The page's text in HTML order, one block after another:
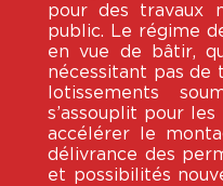
pour des travaux
public. Le régime
en vue de bâtir,
nécessitant pas de
lotissements
s’assouplit pour
accélérer le
délivrance des
et possibilités